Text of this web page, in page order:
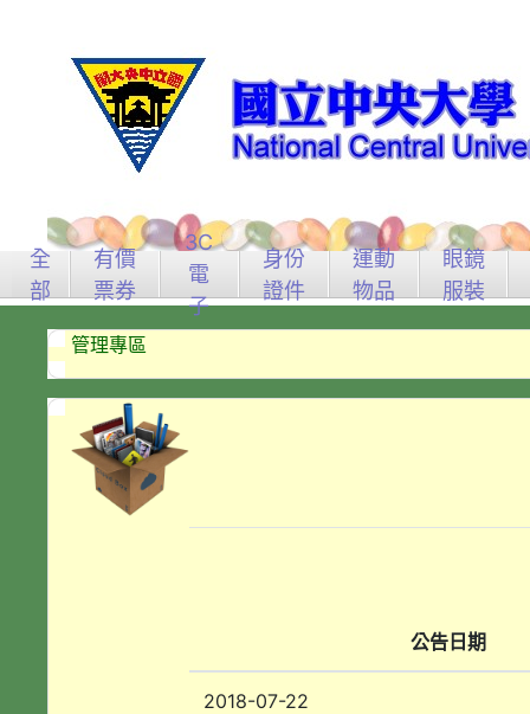
全
部
有價
票券
3C
電
子
身份
證件
運動
物品
眼鏡
服裝
管理專區
公告日期
2018-07-22